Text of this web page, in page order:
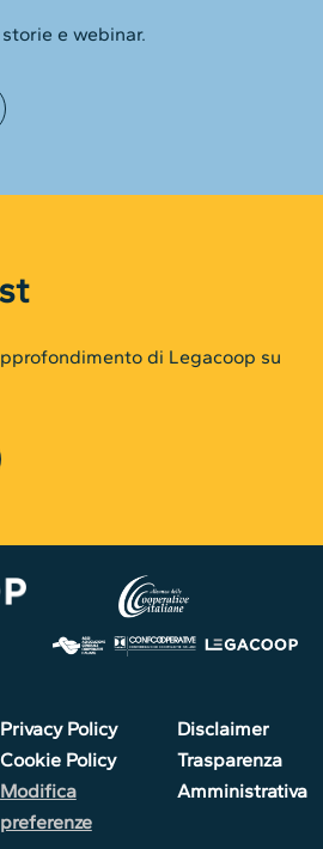
e webinar.
di Legacoop su
Privacy Policy
Cookie Policy
Modifica
preferenze
Disclaimer
Trasparenza
Amministrativa